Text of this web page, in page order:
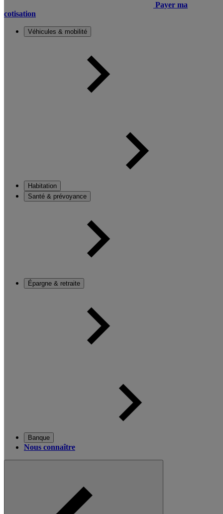
Payer ma
cotisation
Véhicules & mobilité
Habitation
Santé & prévoyance
Épargne & retraite
Banque
Nous connaître